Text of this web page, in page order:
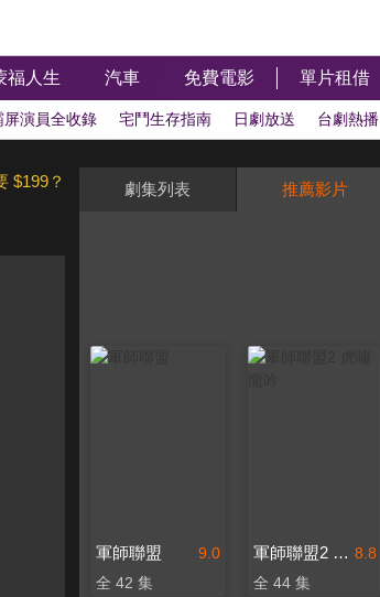
福人生 汽車 免費電影 單片租借
屏演員全收錄 宅鬥生存指南 日劇放送 台劇熱播
$199？ 劇集列表 推薦影片
9.0
軍師聯盟
全 42 集
8.8
軍師聯盟2 虎嘯龍吟
全 44 集